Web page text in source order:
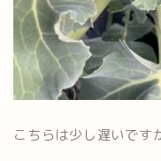
こちらは少し遅いです